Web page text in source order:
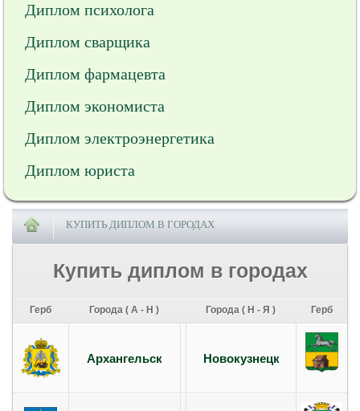
Диплом психолога
Диплом сварщика
Диплом фармацевта
Диплом экономиста
Диплом электроэнергетика
Диплом юриста
КУПИТЬ ДИПЛОМ В ГОРОДАХ
Купить диплом в городах
Герб Города ( А - Н ) Города ( Н - Я ) Герб
Архангельск Новокузнецк